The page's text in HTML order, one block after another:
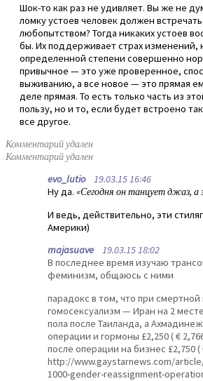
Шок-то как раз не удивляет. Вы же не
ломку устоев человек должен
любопытством? Тогда никаких устоев
бы. Их поддерживает страх изменений,
определенной степени совершенно
привычное — это уже проверенное,
выживанию, а все новое — это прямая
деле прямая. То есть только часть из
пользу, но и то, если будет встроено
все другое.
Комментарий удален
Комментарий удален
evo_lutio19.03.15 16:46
Ну да. «Сегодня он танцует джаз, а
И ведь, действительно, эти
Америки)
majasuave 19.03.15 18:02
В последнее время изучаю
феминизм, общаюсь с ними
парадокс в том, что при смертной
гомосексуализм — Иран на 2
пола после Таиланда, а
операции и гормоны £2,250 ( €
после операции на бизнес £2,750 (
http://www.gaystarnews.com/
1000-gender-reassignment-